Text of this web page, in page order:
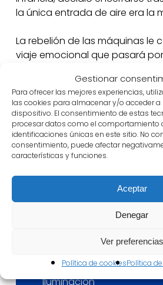
Gestionar
Para ofrecer las mejores experiencias,
las cookies para almacenar y/o acceder
dispositivo. El consentimiento de estas
procesar datos como el comportamiento
identificaciones únicas en este sitio. No
consentimiento, puede afectar
características y funciones.
Aceptar
Denegar
Ver preferencias
Política de cookiesPolítica
la única entrada de aire era la
La rebelión de las máquinas le
viaje emocional que pasará
KUNE TEATRE
Fichaartística-
Claudio Levati, Cristina
Escenografía y vestuario
Iluminación